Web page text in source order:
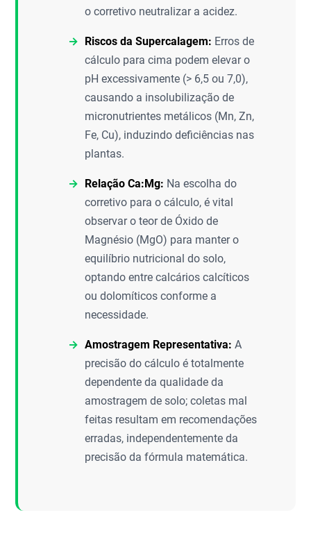
o corretivo neutralizar a acidez.
Riscos da Supercalagem: Erros de
cálculo para cima podem elevar o
pH excessivamente (> 6,5 ou 7,0),
causando a insolubilização de
micronutrientes metálicos (Mn, Zn,
Fe, Cu), induzindo deficiências nas
plantas.
Relação Ca:Mg: Na escolha do
corretivo para o cálculo, é vital
observar o teor de Óxido de
Magnésio (MgO) para manter o
equilíbrio nutricional do solo,
optando entre calcários calcíticos
ou dolomíticos conforme a
necessidade.
Amostragem Representativa: A
precisão do cálculo é totalmente
dependente da qualidade da
amostragem de solo; coletas mal
feitas resultam em recomendações
erradas, independentemente da
precisão da fórmula matemática.